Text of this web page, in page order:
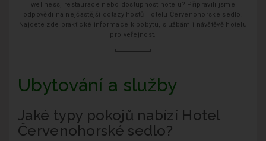
wellness, restaurace nebo dostupnost hotelu? Připravili jsme
odpovědi na nejčastější dotazy hostů Hotelu Červenohorské sedlo.
Najdete zde praktické informace k pobytu, službám i návštěvě hotelu
pro veřejnost.
Ubytování a služby
Jaké typy pokojů nabízí Hotel
Červenohorské sedlo?